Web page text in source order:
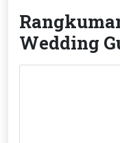
Wedding